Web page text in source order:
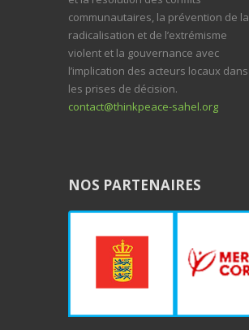
communautaires, la prévention de la
radicalisation et de l’extrémisme
violent et la gouvernance avec
l’implication des acteurs locaux dans
les prises de décision.
contact@thinkpeace-sahel.org
NOS PARTENAIRES